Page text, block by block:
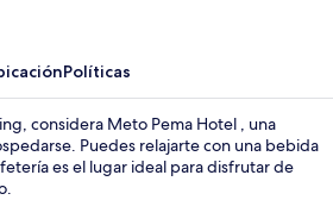
Políticas
considera Meto Pema Hotel , una
Puedes relajarte con una bebida
es el lugar ideal para disfrutar de